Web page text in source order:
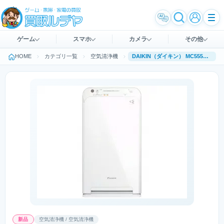
ゲーム スマホ カメラ その他
HOME カテゴリ一覧 空気清浄機 DAIKIN（ダイキン） MC555A-W [ホワイト]
新品 空気清浄機 / 空気清浄機